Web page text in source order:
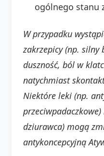
ogólnego stanu
W przypadku
zakrzepicy (np. silny
duszność, ból w
natychmiast
Niektóre leki (np.
przeciwpadaczkowe)
dziurawca) mogą
antykoncepcyjną